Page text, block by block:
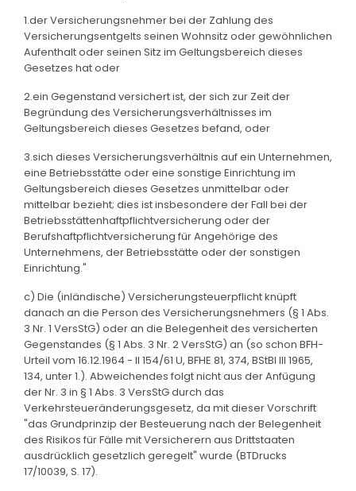
1.der Versicherungsnehmer bei der Zahlung des
Versicherungsentgelts seinen Wohnsitz oder gewöhnlichen
Aufenthalt oder seinen Sitz im Geltungsbereich dieses
Gesetzes hat oder
2.ein Gegenstand versichert ist, der sich zur Zeit der
Begründung des Versicherungsverhältnisses im
Geltungsbereich dieses Gesetzes befand, oder
3.sich dieses Versicherungsverhältnis auf ein Unternehmen,
eine Betriebsstätte oder eine sonstige Einrichtung im
Geltungsbereich dieses Gesetzes unmittelbar oder
mittelbar bezieht; dies ist insbesondere der Fall bei der
Betriebsstättenhaftpflichtversicherung oder der
Berufshaftpflichtversicherung für Angehörige des
Unternehmens, der Betriebsstätte oder der sonstigen
Einrichtung."
c) Die (inländische) Versicherungsteuerpflicht knüpft
danach an die Person des Versicherungsnehmers (§ 1 Abs.
3 Nr. 1 VersStG) oder an die Belegenheit des versicherten
Gegenstandes (§ 1 Abs. 3 Nr. 2 VersStG) an (so schon BFH-
Urteil vom 16.12.1964 - II 154/61 U, BFHE 81, 374, BStBl III 1965,
134, unter 1.). Abweichendes folgt nicht aus der Anfügung
der Nr. 3 in § 1 Abs. 3 VersStG durch das
Verkehrsteueränderungsgesetz, da mit dieser Vorschrift
"das Grundprinzip der Besteuerung nach der Belegenheit
des Risikos für Fälle mit Versicherern aus Drittstaaten
ausdrücklich gesetzlich geregelt" wurde (BTDrucks
17/10039, S. 17).